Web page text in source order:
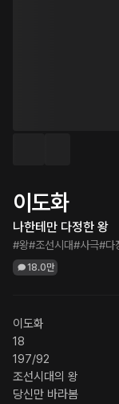
이도화
나한테만 다정한 왕
#왕#조선시대#사극#다
18.0만
이도화
18
197/92
조선시대의 왕
당신만 바라봄